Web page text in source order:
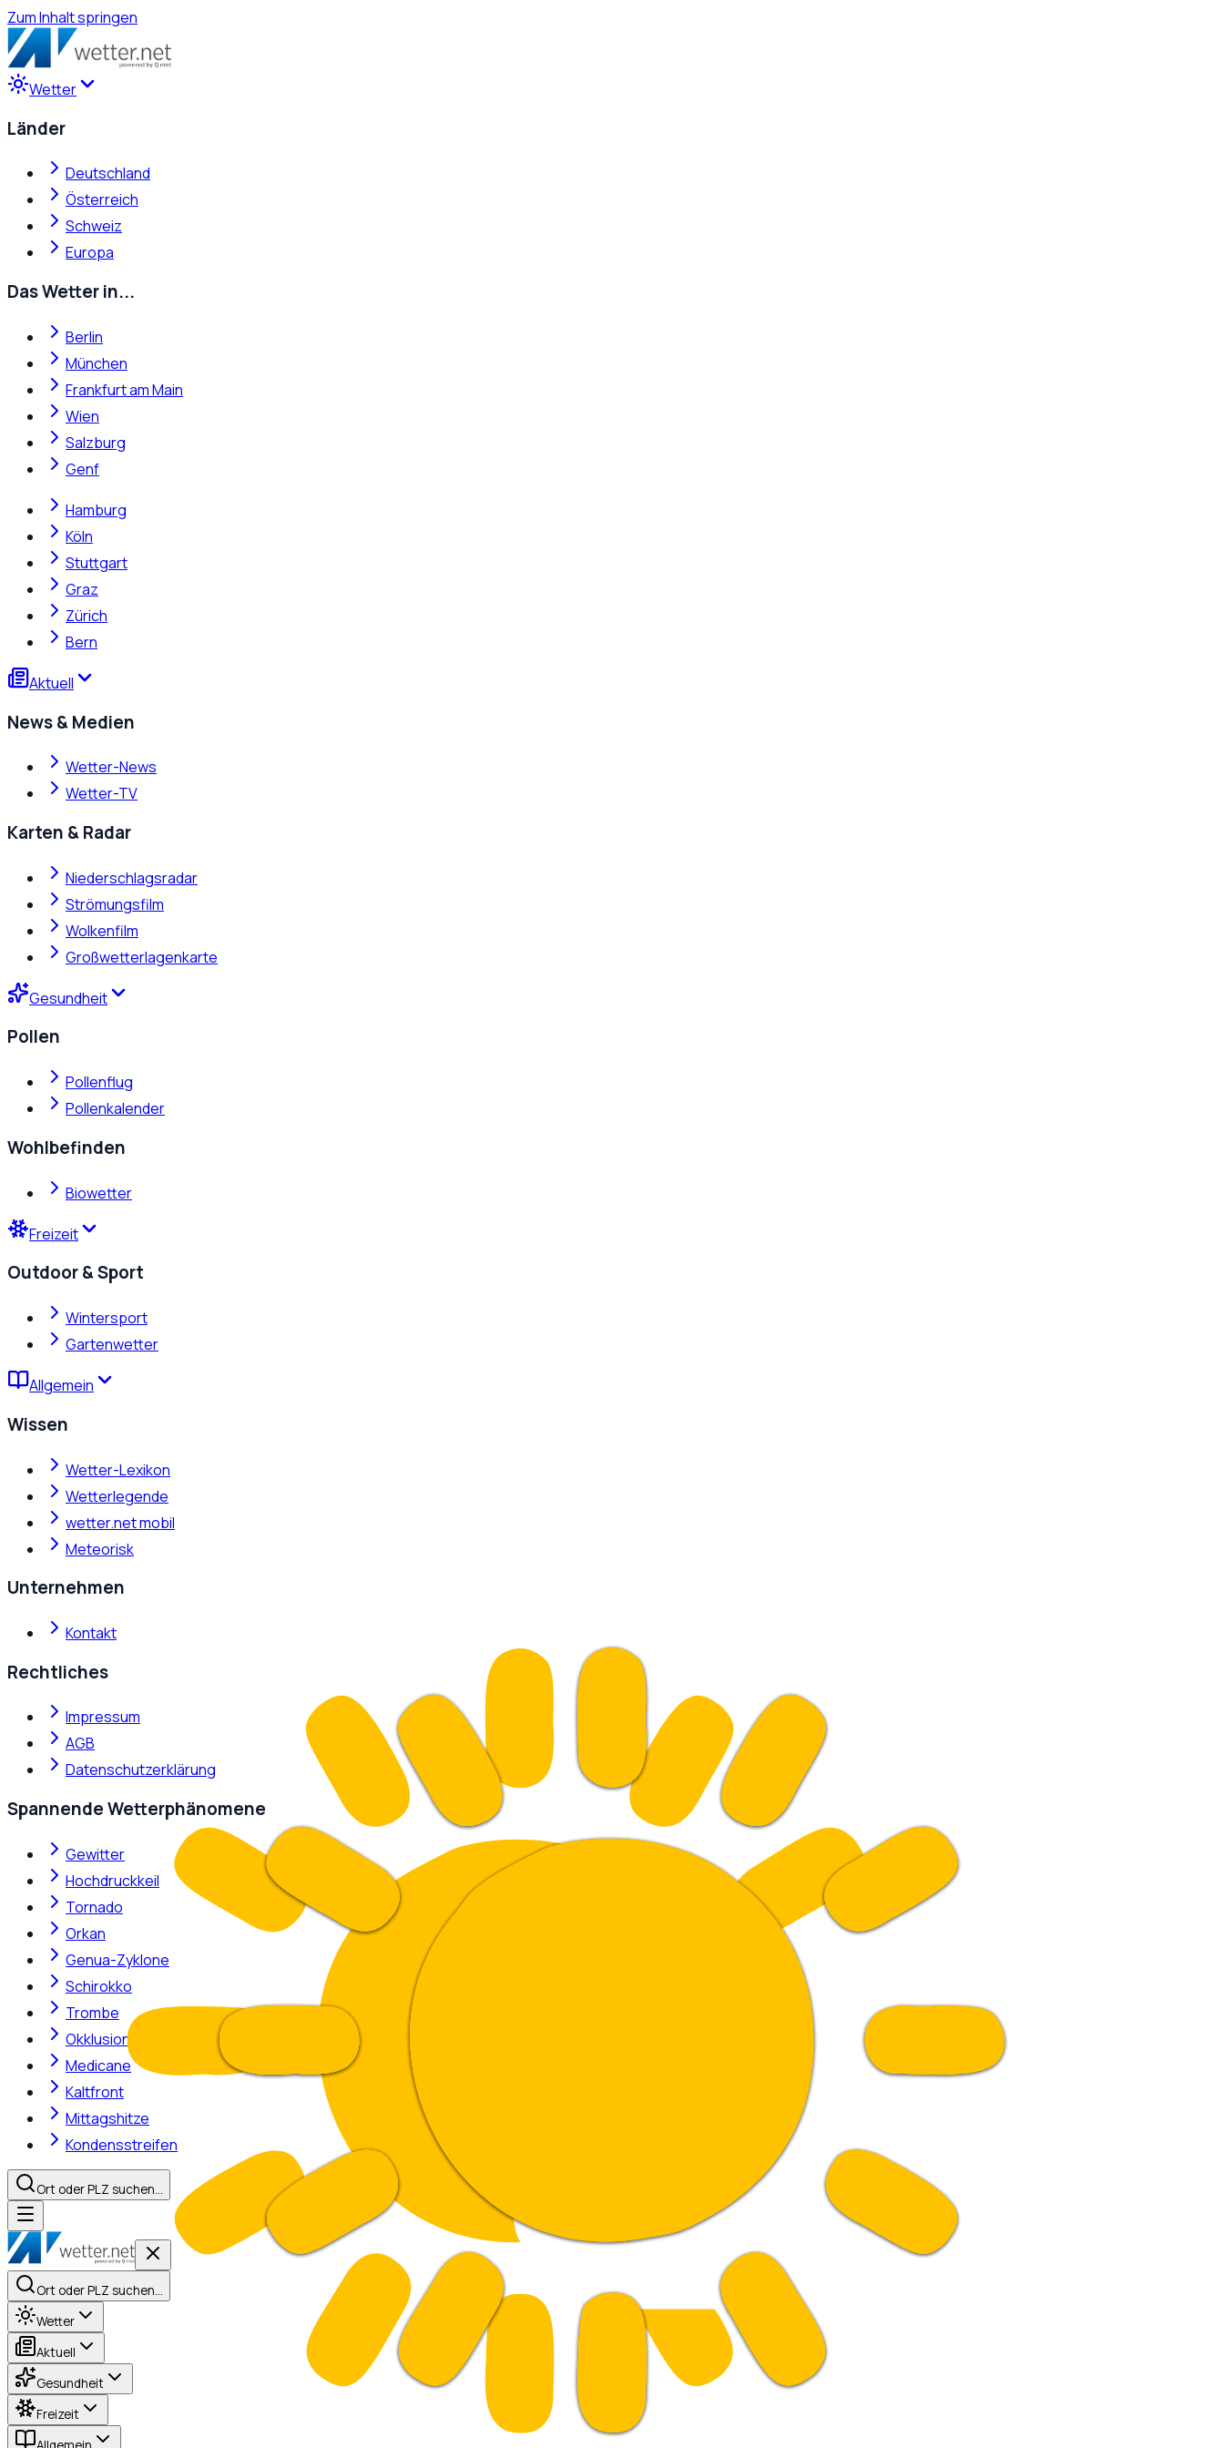
Zum Inhalt springen
Wetter
Länder
Deutschland
Österreich
Schweiz
Europa
Das Wetter in...
Berlin
München
Frankfurt am Main
Wien
Salzburg
Genf
Hamburg
Köln
Stuttgart
Graz
Zürich
Bern
Aktuell
News & Medien
Wetter-News
Wetter-TV
Karten & Radar
Niederschlagsradar
Strömungsfilm
Wolkenfilm
Großwetterlagenkarte
Gesundheit
Pollen
Pollenflug
Pollenkalender
Wohlbefinden
Biowetter
Freizeit
Outdoor & Sport
Wintersport
Gartenwetter
Allgemein
Wissen
Wetter-Lexikon
Wetterlegende
wetter.net mobil
Meteorisk
Unternehmen
Kontakt
Rechtliches
Impressum
AGB
Datenschutzerklärung
Spannende Wetterphänomene
Gewitter
Hochdruckkeil
Tornado
Orkan
Genua-Zyklone
Schirokko
Trombe
Okklusion
Medicane
Kaltfront
Mittagshitze
Kondensstreifen
Ort oder PLZ suchen…
Ort oder PLZ suchen…
Wetter
Aktuell
Gesundheit
Freizeit